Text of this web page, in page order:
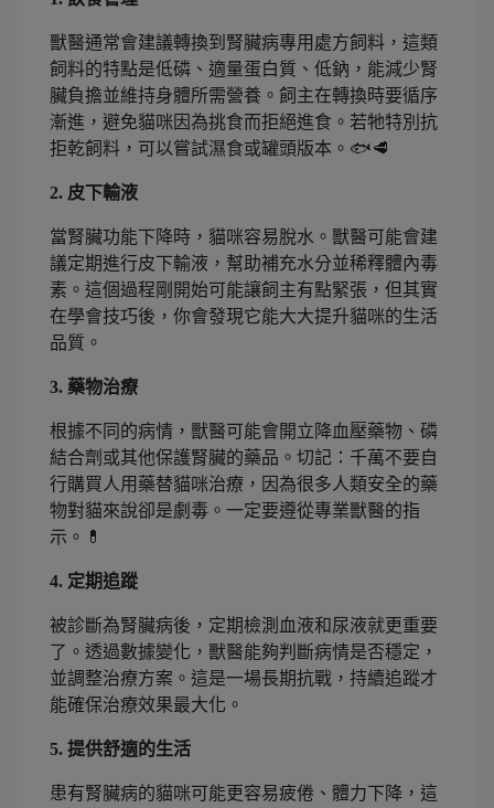
獸醫通常會建議轉換到腎臟病專用處方飼料，這類
飼料的特點是低磷、適量蛋白質、低鈉，能減少腎
臟負擔並維持身體所需營養。飼主在轉換時要循序
漸進，避免貓咪因為挑食而拒絕進食。若牠特別抗
拒乾飼料，可以嘗試濕食或罐頭版本。🐟🥩
2. 皮下輸液
當腎臟功能下降時，貓咪容易脫水。獸醫可能會建
議定期進行皮下輸液，幫助補充水分並稀釋體內毒
素。這個過程剛開始可能讓飼主有點緊張，但其實
在學會技巧後，你會發現它能大大提升貓咪的生活
品質。
3. 藥物治療
根據不同的病情，獸醫可能會開立降血壓藥物、磷
結合劑或其他保護腎臟的藥品。切記：千萬不要自
行購買人用藥替貓咪治療，因為很多人類安全的藥
物對貓來說卻是劇毒。一定要遵從專業獸醫的指
示。💊
4. 定期追蹤
被診斷為腎臟病後，定期檢測血液和尿液就更重要
了。透過數據變化，獸醫能夠判斷病情是否穩定，
並調整治療方案。這是一場長期抗戰，持續追蹤才
能確保治療效果最大化。
5. 提供舒適的生活
患有腎臟病的貓咪可能更容易疲倦、體力下降，這